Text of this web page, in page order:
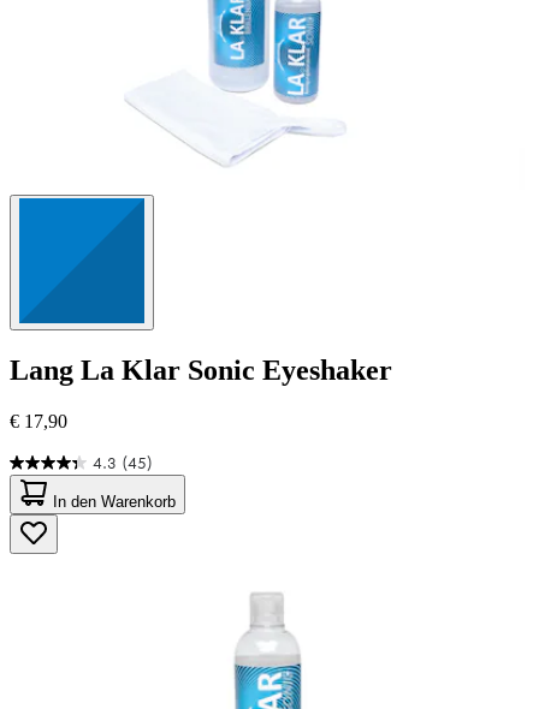
Lang La Klar Sonic Eyeshaker
€ 17,90
4.3 (45)
4.3
von
5
Sternen.
45
In den Warenkorb